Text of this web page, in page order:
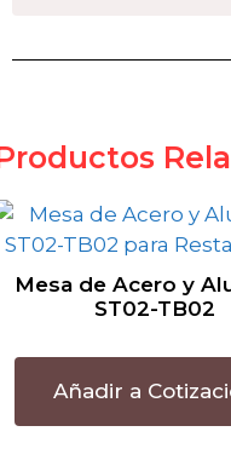
Mesa de Acero y
ST02-TB02
Añadir a